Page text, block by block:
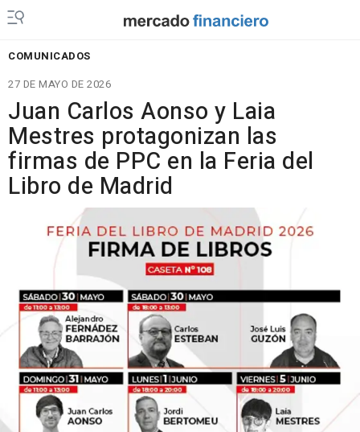
COMUNICADOS
27 DE MAYO DE 2026
Juan Carlos Aonso y Laia
Mestres protagonizan las
firmas de PPC en la Feria del
Libro de Madrid